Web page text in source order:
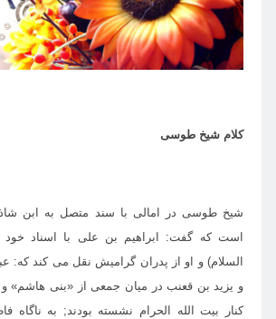
كلام شيخ طوسى
شيخ طوسى در امالى با سند متصل به ابن
است كه گفت: ابراهيم بن على با اسناد خود
السلام) و او از پدران گراميش نقل مى كند كه:
و يزيد بن قعنب در ميان جمعى از «بنى هاشم» و
كنار بيت الله الحرام نشسته بودند; به ناگاه